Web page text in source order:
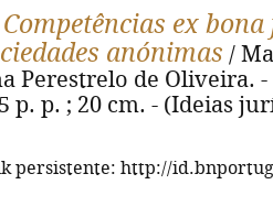
Competências ex
anónimas /
Perestrelo de Oliveira.
p. p. ; 20 cm. - (Ideias
persistente: http://